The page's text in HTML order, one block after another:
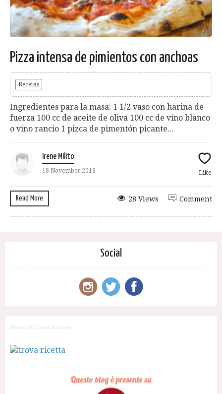
Pizza intensa de pimientos con anchoas
Recetas
Ingredientes para la masa: 1 1/2 vaso con harina de
fuerza 100 cc de aceite de oliva 100 cc de vino blanco
o vino rancio 1 pizca de pimentón picante...
Irene Milito
18 November 2018 Like
Read More Comment
28 Views
Social
Motore di ricerca di ricette